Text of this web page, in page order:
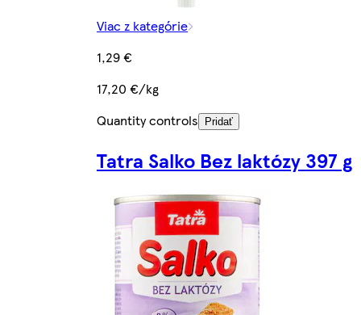
Viac z kategórie
1,29 €
17,20 €/kg
Quantity controls
Pridať
Tatra Salko Bez laktózy 397 g